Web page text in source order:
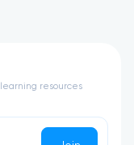
resources